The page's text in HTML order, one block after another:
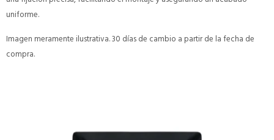
uniforme.
Imagen meramente ilustrativa. 30 días de cambio a partir de la fecha de
compra.